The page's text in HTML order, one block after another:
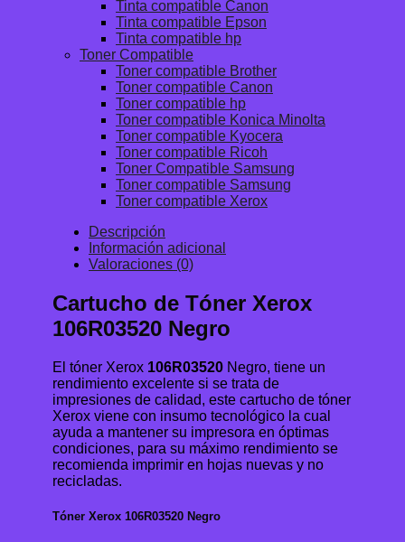
Tinta compatible Canon
Tinta compatible Epson
Tinta compatible hp
Toner Compatible
Toner compatible Brother
Toner compatible Canon
Toner compatible hp
Toner compatible Konica Minolta
Toner compatible Kyocera
Toner compatible Ricoh
Toner Compatible Samsung
Toner compatible Samsung
Toner compatible Xerox
Descripción
Información adicional
Valoraciones (0)
Cartucho de Tóner Xerox
106R03520 Negro
El tóner Xerox 106R03520 Negro, tiene un
rendimiento excelente si se trata de
impresiones de calidad, este cartucho de tóner
Xerox viene con insumo tecnológico la cual
ayuda a mantener su impresora en óptimas
condiciones, para su máximo rendimiento se
recomienda imprimir en hojas nuevas y no
recicladas.
Tóner Xerox 106R03520 Negro